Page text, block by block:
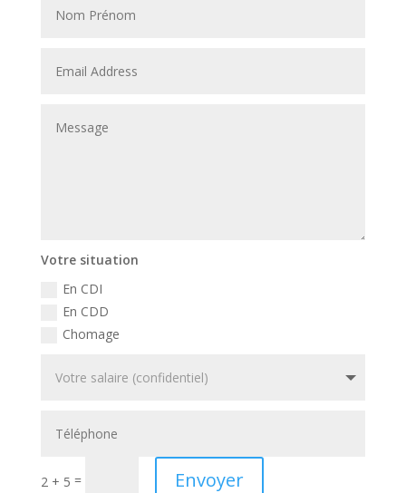
Votre situation
En CDI
En CDD
Chomage
2 + 5 = Envoyer